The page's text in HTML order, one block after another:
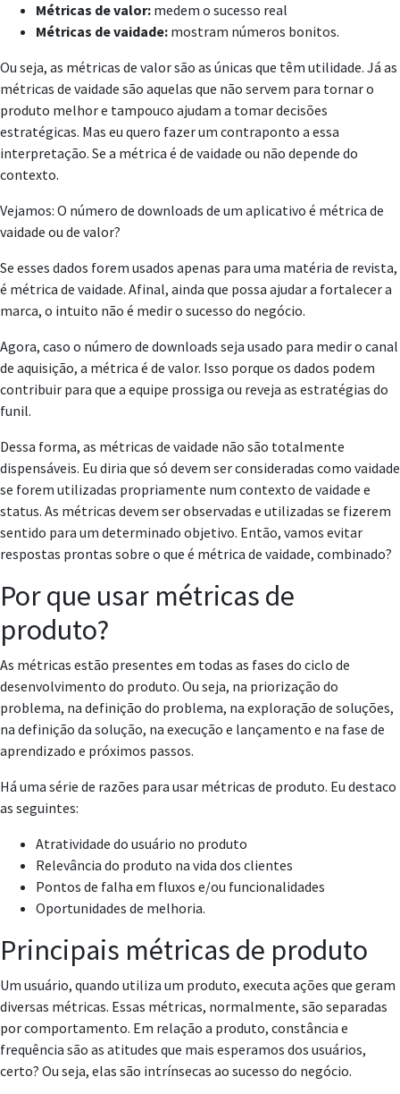
Métricas de valor: medem o sucesso real
Métricas de vaidade: mostram números bonitos.
Ou seja, as métricas de valor são as únicas que têm utilidade. Já as
métricas de vaidade são aquelas que não servem para tornar o
produto melhor e tampouco ajudam a tomar decisões
estratégicas. Mas eu quero fazer um contraponto a essa
interpretação. Se a métrica é de vaidade ou não depende do
contexto.
Vejamos: O número de downloads de um aplicativo é métrica de
vaidade ou de valor?
Se esses dados forem usados apenas para uma matéria de revista,
é métrica de vaidade. Afinal, ainda que possa ajudar a fortalecer a
marca, o intuito não é medir o sucesso do negócio.
Agora, caso o número de downloads seja usado para medir o canal
de aquisição, a métrica é de valor. Isso porque os dados podem
contribuir para que a equipe prossiga ou reveja as estratégias do
funil.
Dessa forma, as métricas de vaidade não são totalmente
dispensáveis. Eu diria que só devem ser consideradas como vaidade
se forem utilizadas propriamente num contexto de vaidade e
status. As métricas devem ser observadas e utilizadas se fizerem
sentido para um determinado objetivo. Então, vamos evitar
respostas prontas sobre o que é métrica de vaidade, combinado?
Por que usar métricas de
produto?
As métricas estão presentes em todas as fases do ciclo de
desenvolvimento do produto. Ou seja, na priorização do
problema, na definição do problema, na exploração de soluções,
na definição da solução, na execução e lançamento e na fase de
aprendizado e próximos passos.
Há uma série de razões para usar métricas de produto. Eu destaco
as seguintes:
Atratividade do usuário no produto
Relevância do produto na vida dos clientes
Pontos de falha em fluxos e/ou funcionalidades
Oportunidades de melhoria.
Principais métricas de produto
Um usuário, quando utiliza um produto, executa ações que geram
diversas métricas. Essas métricas, normalmente, são separadas
por comportamento. Em relação a produto, constância e
frequência são as atitudes que mais esperamos dos usuários,
certo? Ou seja, elas são intrínsecas ao sucesso do negócio.